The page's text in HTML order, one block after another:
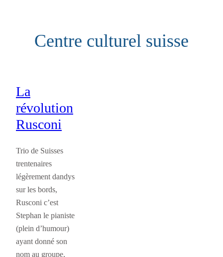
Centre culturel suisse
La
révolution
Rusconi
Trio de Suisses
trentenaires
légèrement dandys
sur les bords,
Rusconi c’est
Stephan le pianiste
(plein d’humour)
ayant donné son
nom au groupe,